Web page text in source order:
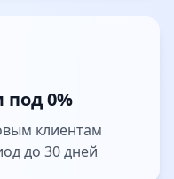
0%
клиентам
до 30 дней